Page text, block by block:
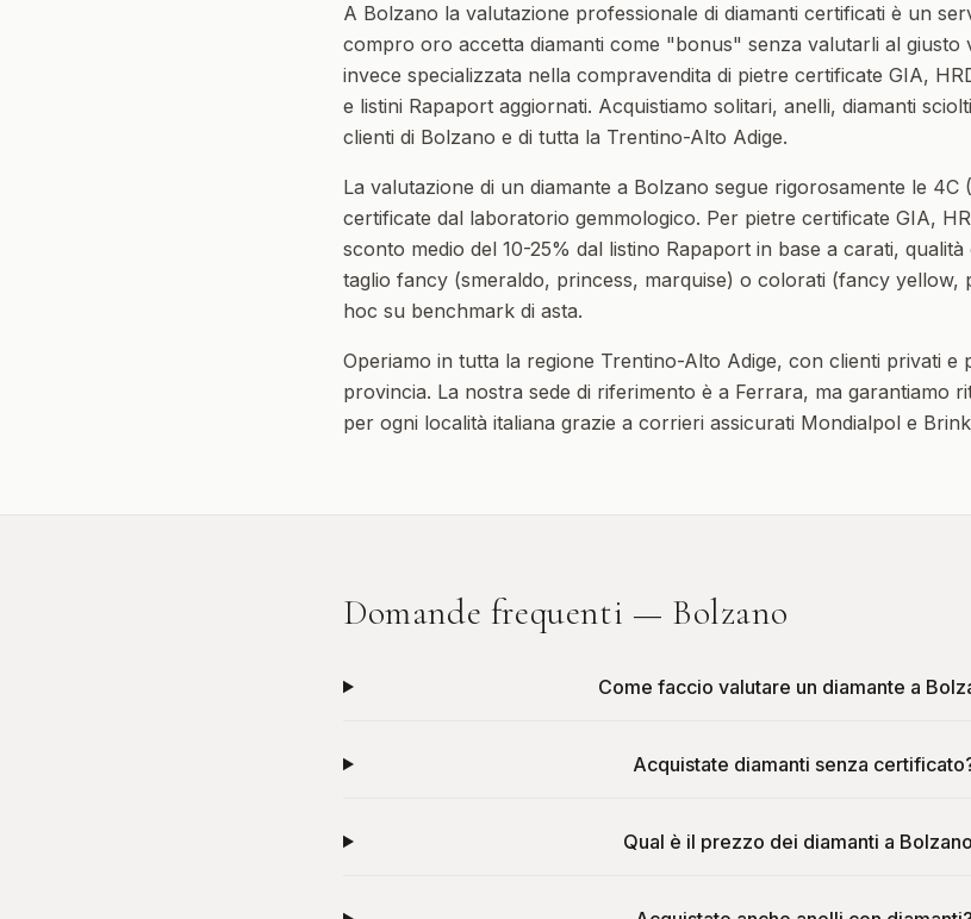
A Bolzano la valutazione professionale di diamanti certificati è un
compro oro accetta diamanti come "bonus" senza valutarli al giusto
invece specializzata nella compravendita di pietre certificate GIA,
e listini Rapaport aggiornati. Acquistiamo solitari, anelli, diamanti
clienti di Bolzano e di tutta la Trentino-Alto Adige.
La valutazione di un diamante a Bolzano segue rigorosamente le 4C
certificate dal laboratorio gemmologico. Per pietre certificate GIA,
sconto medio del 10-25% dal listino Rapaport in base a carati,
taglio fancy (smeraldo, princess, marquise) o colorati (fancy yellow,
hoc su benchmark di asta.
Operiamo in tutta la regione Trentino-Alto Adige, con clienti privati e
provincia. La nostra sede di riferimento è a Ferrara, ma garantiamo
per ogni località italiana grazie a corrieri assicurati Mondialpol e
Domande frequenti — Bolzano
Come faccio valutare un diamante a
Acquistate diamanti senza
Qual è il prezzo dei diamanti a